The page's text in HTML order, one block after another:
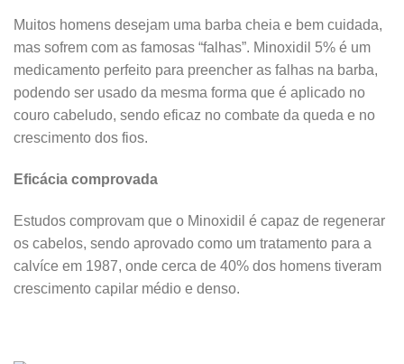
Muitos homens desejam uma barba cheia e bem cuidada,
mas sofrem com as famosas “falhas”. Minoxidil 5% é um
medicamento perfeito para preencher as falhas na barba,
podendo ser usado da mesma forma que é aplicado no
couro cabeludo, sendo eficaz no combate da queda e no
crescimento dos fios.
Eficácia comprovada
Estudos comprovam que o Minoxidil é capaz de regenerar
os cabelos, sendo aprovado como um tratamento para a
calvíce em 1987, onde cerca de 40% dos homens tiveram
crescimento capilar médio e denso.